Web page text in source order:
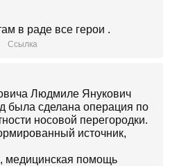
в раде все герои .
Ссылка
Людмиле Янукович
была сделана операция по
носовой перегородки.
источник,
медицинская помощь